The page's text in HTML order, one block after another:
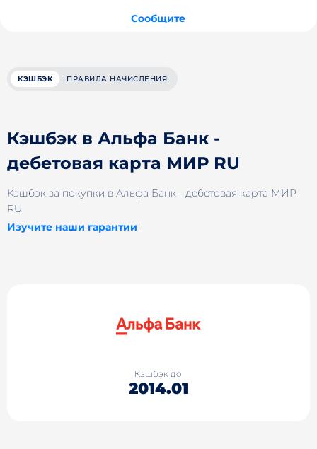
Сообщите
КЭШБЭК ПРАВИЛА НАЧИСЛЕНИЯ
Кэшбэк в Альфа Банк -
дебетовая карта МИР RU
Кэшбэк за покупки в Альфа Банк - дебетовая карта МИР
RU
Изучите наши гарантии
Кэшбэк до
2014.01